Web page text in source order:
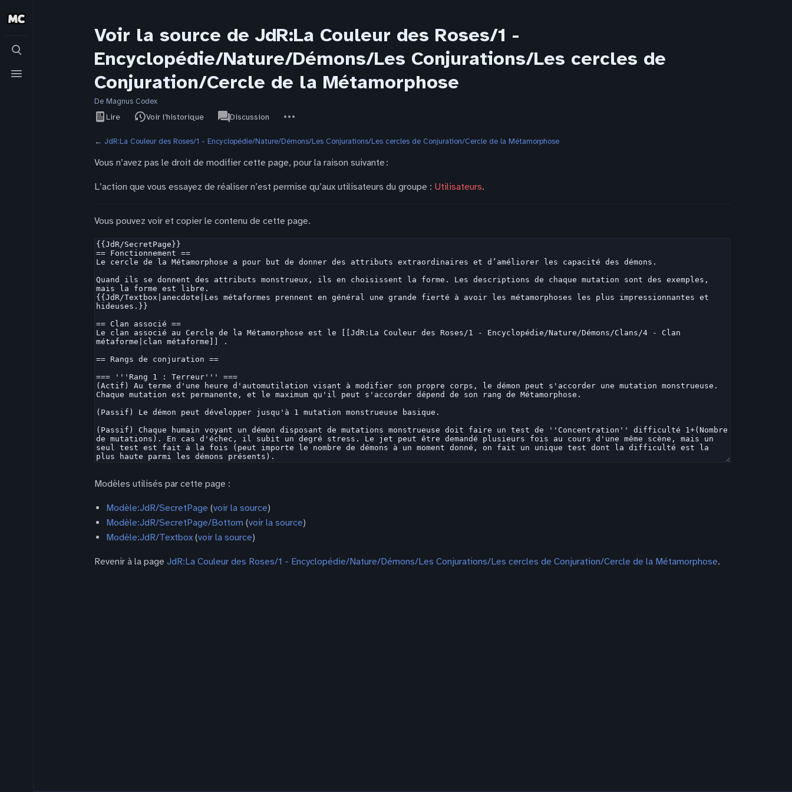
Basculer
recherche
Basculer
le
Voir la source de JdR:La Couleur des Roses/1 -
Encyclopédie/Nature/Démons/Les Conjurations/Les cercles de
Conjuration/Cercle de la Métamorphose
De Magnus Codex
Affichages
Lire
Voir le
texte
Voir l’historique
associated-
pages
JdRDiscussion
actions
← JdR:La Couleur des Roses/1 - Encyclopédie/Nature/Démons/Les Conjurations/Les cercles de Conjuration/Cercle de la Métamorphose
Vous n’avez pas le droit de modifier cette page, pour la raison suivante :
L’action que vous essayez de réaliser n’est permise qu’aux utilisateurs du groupe : Utilisateurs.
Vous pouvez voir et copier le contenu de cette page.
Modèles utilisés par cette page :
Modèle:JdR/SecretPage (voir la source)
Modèle:JdR/SecretPage/Bottom (voir la source)
Modèle:JdR/Textbox (voir la source)
Revenir à la page JdR:La Couleur des Roses/1 - Encyclopédie/Nature/Démons/Les Conjurations/Les cercles de Conjuration/Cercle de la Métamorphose.